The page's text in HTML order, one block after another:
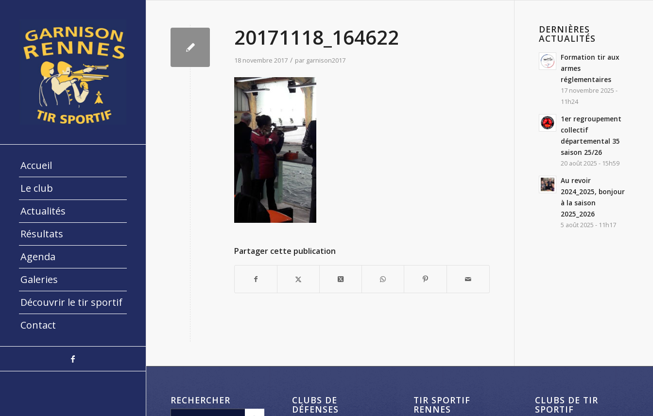
Accueil
Le club
Actualités
Résultats
Agenda
Galeries
Découvrir le tir sportif
Contact
20171118_164622
18 novembre 2017 / par garnison2017
Partager cette publication
DERNIÈRES
ACTUALITÉS
Formation tir aux
armes
réglementaires
17 novembre 2025 -
11h24
1er regroupement
collectif
départemental 35
saison 25/26
20 août 2025 - 15h59
Au revoir
2024_2025, bonjour
à la saison
2025_2026
5 août 2025 - 11h17
RECHERCHER CLUBS DE
DÉFENSES
TIR SPORTIF
RENNES
CLUBS DE TIR
SPORTIF